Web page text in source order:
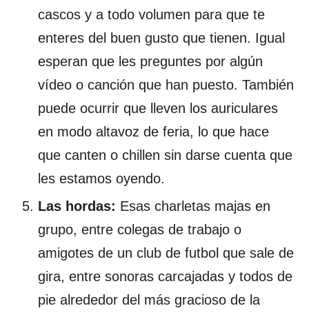
cascos y a todo volumen para que te
enteres del buen gusto que tienen. Igual
esperan que les preguntes por algún
vídeo o canción que han puesto. También
puede ocurrir que lleven los auriculares
en modo altavoz de feria, lo que hace
que canten o chillen sin darse cuenta que
les estamos oyendo.
Las hordas: Esas charletas majas en
grupo, entre colegas de trabajo o
amigotes de un club de futbol que sale de
gira, entre sonoras carcajadas y todos de
pie alrededor del más gracioso de la